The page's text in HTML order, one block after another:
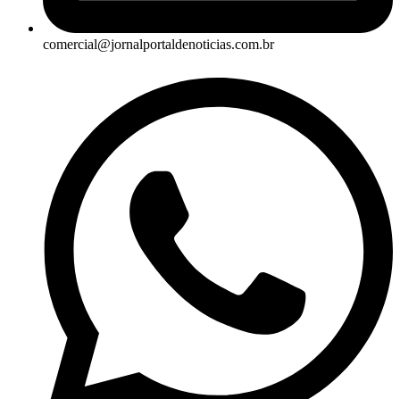
comercial@jornalportaldenoticias.com.br